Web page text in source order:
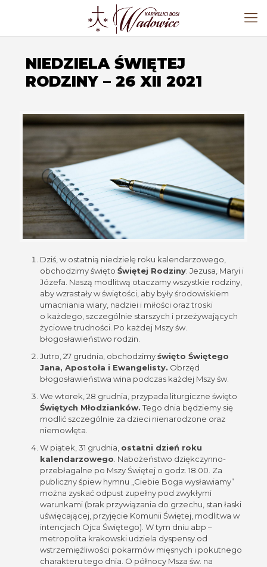
NIEDZIELA ŚWIĘTEJ
RODZINY – 26 XII 2021
Dziś, w ostatnią niedzielę roku kalendarzowego,
obchodzimy święto Świętej Rodziny: Jezusa, Maryi i
Józefa. Naszą modlitwą otaczamy wszystkie rodziny,
aby wzrastały w świętości, aby były środowiskiem
umacniania wiary, nadziei i miłości oraz troski
o każdego, szczególnie starszych i przeżywających
życiowe trudności. Po każdej Mszy św.
błogosławieństwo rodzin.
Jutro, 27 grudnia, obchodzimyświęto Świętego
Jana, Apostoła i Ewangelisty. Obrzęd
błogosławieństwa wina podczas każdej Mszy św.
We wtorek, 28 grudnia, przypada liturgiczne święto
Świętych Młodzianków.Tego dnia będziemy się
modlić szczególnie za dzieci nienarodzone oraz
niemowlęta.
W piątek, 31 grudnia, ostatni dzień roku
kalendarzowego. Nabożeństwo dziękczynno-
przebłagalne po Mszy Świętej o godz. 18.00. Za
publiczny śpiew hymnu „Ciebie Boga wysławiamy”
można zyskać odpust zupełny pod zwykłymi
warunkami (brak przywiązania do grzechu, stan łaski
uświęcającej, przyjęcie Komunii Świętej, modlitwa w
intencjach Ojca Świętego). W tym dniu abp –
metropolita krakowski udziela dyspensy od
wstrzemięźliwości pokarmów mięsnych i pokutnego
charakteru tego dnia. O północy Msza św. na